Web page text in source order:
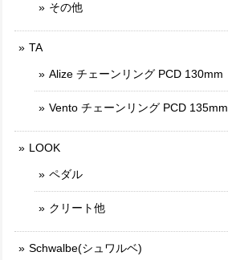
その他
TA
Alize チェーンリング PCD 130mm
Vento チェーンリング PCD 135mm
LOOK
ペダル
クリート他
Schwalbe(シュワルベ)